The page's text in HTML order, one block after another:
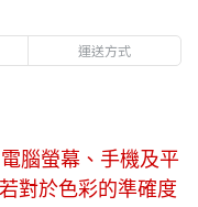
運送方式
腦螢幕、手機及平
對於色彩的準確度